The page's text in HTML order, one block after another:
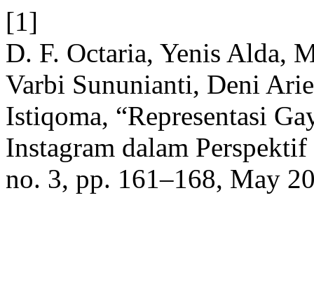
[1]
D. F. Octaria, Yenis Alda,
Varbi Sununianti, Deni
Istiqoma, “Representasi
Instagram dalam
no. 3, pp. 161–168, May